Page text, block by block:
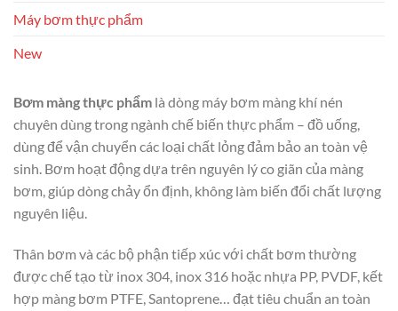
Máy bơm thực phẩm
New
Bơm màng thực phẩm là dòng máy bơm màng khí nén
chuyên dùng trong ngành chế biến thực phẩm – đồ uống,
dùng để vận chuyển các loại chất lỏng đảm bảo an toàn vệ
sinh. Bơm hoạt động dựa trên nguyên lý co giãn của màng
bơm, giúp dòng chảy ổn định, không làm biến đổi chất lượng
nguyên liệu.
Thân bơm và các bộ phận tiếp xúc với chất bơm thường
được chế tạo từ inox 304, inox 316 hoặc nhựa PP, PVDF, kết
hợp màng bơm PTFE, Santoprene… đạt tiêu chuẩn an toàn